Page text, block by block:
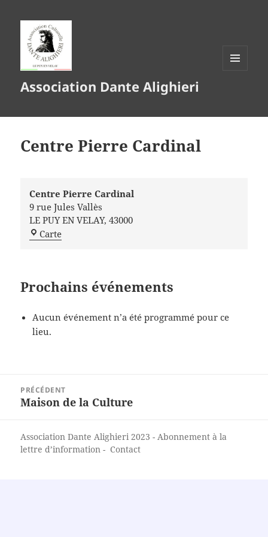
Association Dante Alighieri
Centre Pierre Cardinal
Centre Pierre Cardinal
9 rue Jules Vallès
LE PUY EN VELAY,43000
CarteCentre
Prochains événements
Aucun événement n’a été programmé pour ce
lieu.
l’article
PRÉCÉDENT
Article
Maison de la Culture
Association Dante Alighieri2023 -Abonnement à la
lettre d’information -Contact